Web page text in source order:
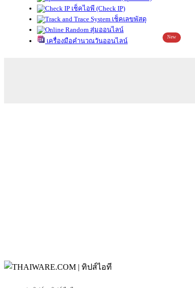
เช็คไอพี (Check IP)
เช็คเลขพัสดุ
สุ่มออนไลน์
เครื่องมือคำนวณวันออนไลน์
New